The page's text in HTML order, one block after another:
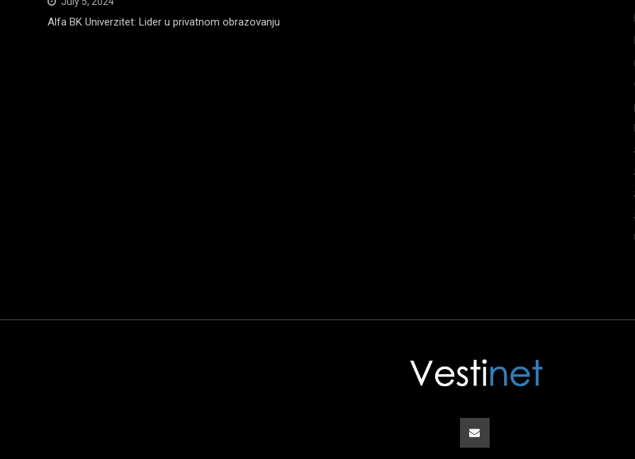
Alfa BK Univerzitet: Lider u privatnom obrazovanju